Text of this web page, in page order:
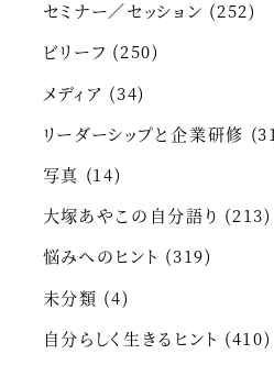
セミナー／セッション (252)
ビリーフ (250)
メディア (34)
リーダーシップと企業研修
写真 (14)
大塚あやこの自分語り (213)
悩みへのヒント (319)
未分類 (4)
自分らしく生きるヒント (410)